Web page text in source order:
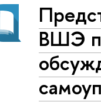
ВШЭ